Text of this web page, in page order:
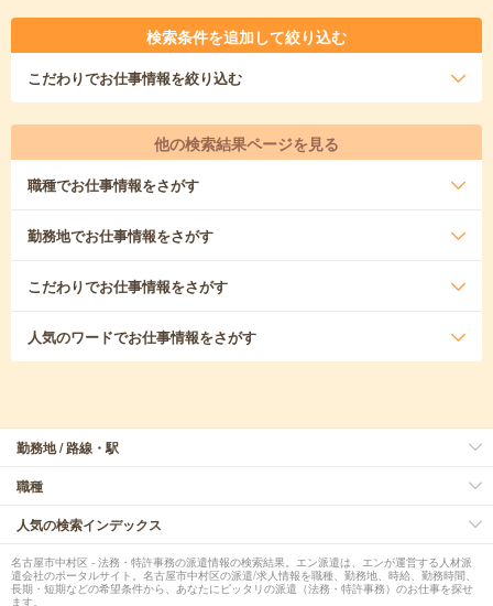
検索条件を追加して絞り込む
こだわりでお仕事情報を絞り込む
他の検索結果ページを見る
職種でお仕事情報をさがす
勤務地でお仕事情報をさがす
こだわりでお仕事情報をさがす
人気のワードでお仕事情報をさがす
勤務地 / 路線・駅
職種
人気の検索インデックス
名古屋市中村区 - 法務・特許事務の派遣情報の検索結果。エン派遣は、エンが運営する人材派
遣会社のポータルサイト。名古屋市中村区の派遣/求人情報を職種、勤務地、時給、勤務時間、
長期・短期などの希望条件から、あなたにピッタリの派遣（法務・特許事務）のお仕事を探せ
ます。